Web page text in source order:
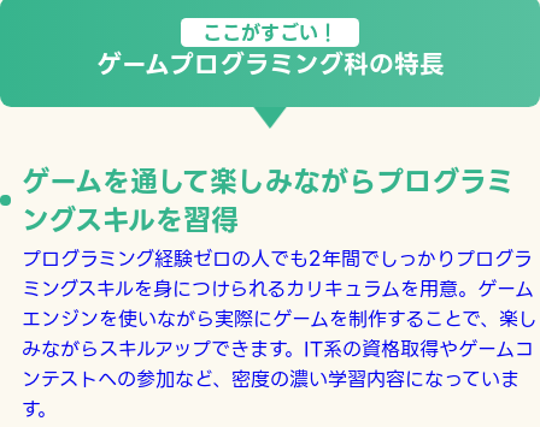
ここがすごい！
ゲームプログラミング科の特長
ゲームを通して楽しみながらプログラミ
ングスキルを習得
プログラミング経験ゼロの人でも2年間でしっかりプログラ
ミングスキルを身につけられるカリキュラムを用意。ゲーム
エンジンを使いながら実際にゲームを制作することで、楽し
みながらスキルアップできます。IT系の資格取得やゲームコ
ンテストへの参加など、密度の濃い学習内容になっていま
す。